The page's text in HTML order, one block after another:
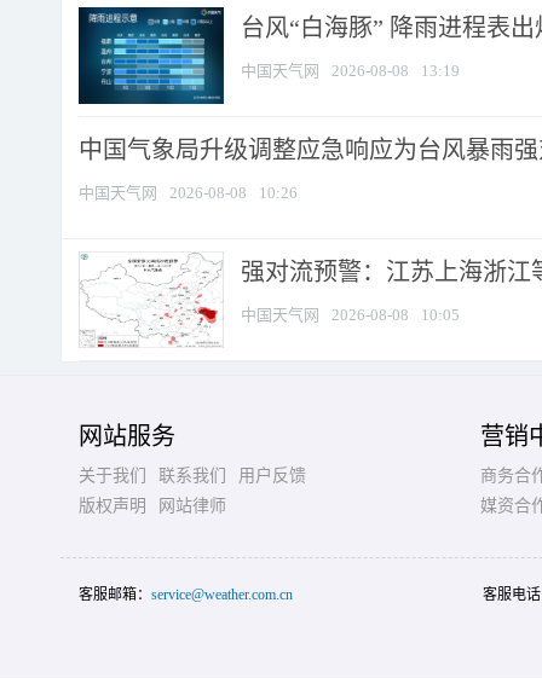
台风“白海豚” 降雨进程表
中国天气网 2026-08-08 13:19
中国气象局升级调整应急响应为台风暴雨
中国天气网 2026-08-08 10:26
强对流预警：江苏上海浙江
中国天气网 2026-08-08 10:05
网站服务
关于我们 联系我们
用户反馈
版权声明
网站律师
营销
商务合
媒资合
客服邮箱： service@weather.com.cn 客服电